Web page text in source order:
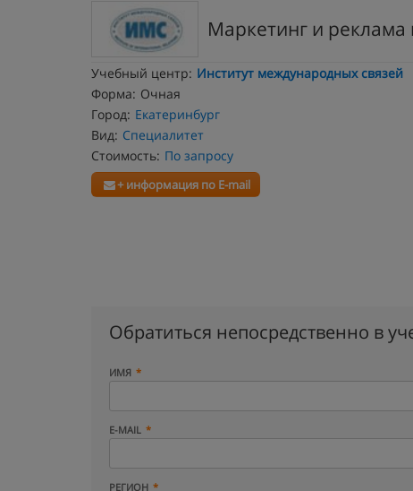
Маркетинг и
Учебный центр: Институт международных связей
Форма: Очная
Город: Екатеринбург
Вид: Специалитет
Стоимость: По запросу
+ информация по E-mail
Обратиться непосредственно в
ИМЯ
E-MAIL
РЕГИОН